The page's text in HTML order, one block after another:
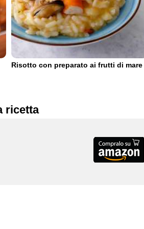
Risotto con preparato ai frutti di mare
ricetta